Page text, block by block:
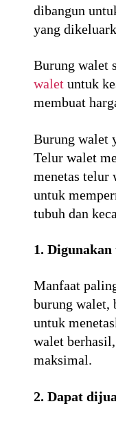
dibangun
yang
Burung walet
walet untuk
membuat
Burung walet
Telur walet
menetas telur
untuk
tubuh dan
1.
Manfaat
burung walet,
untuk
walet
maksimal.
2. Dapat